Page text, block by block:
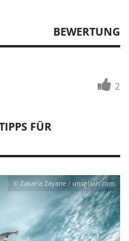
FÜR
© Zakaria Zayane / unsplash.com
BEWERTUNG
2